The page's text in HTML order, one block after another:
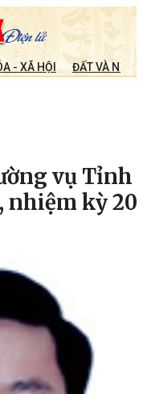
- XÃ HỘI ĐẤT VÀ
vụ Tỉnh
nhiệm kỳ